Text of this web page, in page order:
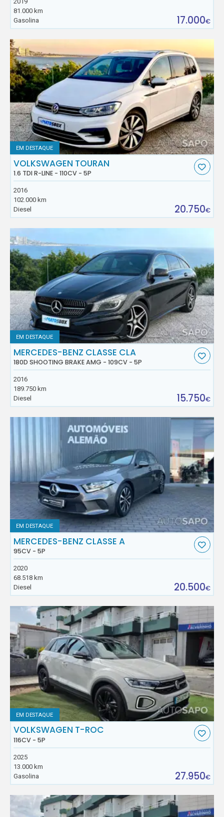
81.000 km
Gasolina
17.000€
EM DESTAQUE
VOLKSWAGEN TOURAN
1.6 TDI R-LINE - 110CV - 5P
2016
102.000 km
Diesel
20.750€
EM DESTAQUE
MERCEDES-BENZ CLASSE CLA
180D SHOOTING BRAKE AMG - 109CV - 5P
2016
189.750 km
Diesel
15.750€
EM DESTAQUE
MERCEDES-BENZ CLASSE A
95CV - 5P
2020
68.518 km
Diesel
20.500€
EM DESTAQUE
VOLKSWAGEN T-ROC
116CV - 5P
2025
13.000 km
Gasolina
27.950€